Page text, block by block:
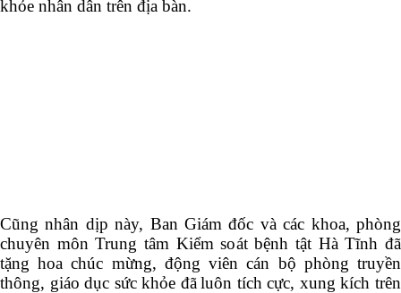
khỏe nhân dân trên địa bàn.
Cũng nhân dịp này, Ban Giám đốc và các khoa, phòng
chuyên môn Trung tâm Kiểm soát bệnh tật Hà Tĩnh đã
tặng hoa chúc mừng, động viên cán bộ phòng truyền
thông, giáo dục sức khỏe đã luôn tích cực, xung kích trên